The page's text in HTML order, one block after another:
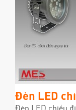
Đèn LED